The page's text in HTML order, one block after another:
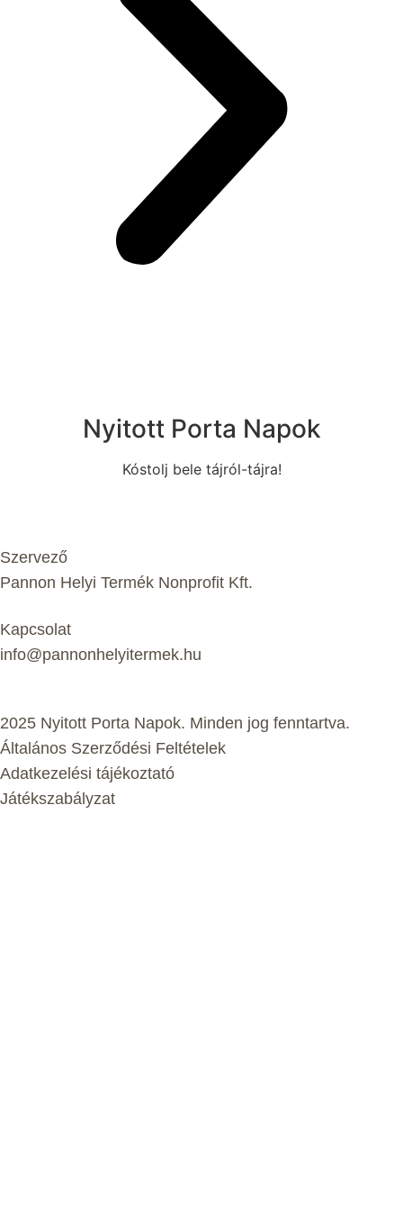
Nyitott Porta Napok
Kóstolj bele tájról-tájra!
Szervező
Pannon Helyi Termék Nonprofit Kft.
Kapcsolat
info@pannonhelyitermek.hu
2025 Nyitott Porta Napok. Minden jog fenntartva.
Általános Szerződési Feltételek
Adatkezelési tájékoztató
Játékszabályzat